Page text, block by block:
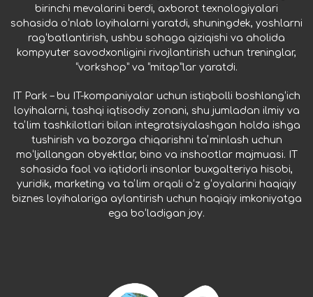
birinchi mevalarini berdi, axborot texnologiyalari
sohasida oʻnlab loyihalarni yaratdi, shuningdek, yoshlarni
ragʻbatlantirish, ushbu sohaga qiziqishi va aholida
kompyuter savodxonligini rivojlantirish uchun treninglar,
“vorkshop” va “mitap”lar yaratdi.
IT Park – bu IT-kompaniyalar uchun istiqbolli boshlangʻich
loyihalarni, tashqi iqtisodiy zonani, shu jumladan ilmiy va
taʼlim tashkilotlari bilan integratsiyalashgan holda ishga
tushirish va bozorga chiqarishni taʼminlash uchun
moʻljallangan obyektlar, bino va inshootlar majmuasi. IT
sohasida faol va iqtidorli insonlar buxgalteriya hisobi,
yuridik, marketing va taʼlim orqali oʻz gʻoyalarini haqiqiy
biznes loyihalariga aylantirish uchun haqiqiy imkoniyatga
ega boʻladigan joy.